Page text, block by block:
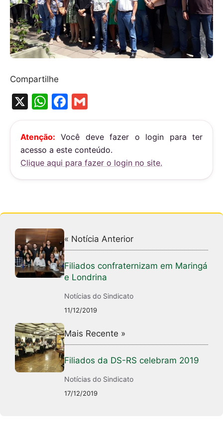
Compartilhe
X
W
h
at
s
A
p
F
a
c
e
b
o
k
m
ai
l
Atenção: Você deve fazer o login para ter
acesso a este conteúdo.
Clique aqui para fazer o login no site.
« Notícia Anterior
Filiados confraternizam em Maringá
e Londrina
Notícias do Sindicato
11/12/2019
Mais Recente »
Filiados da DS-RS celebram 2019
Notícias do Sindicato
17/12/2019